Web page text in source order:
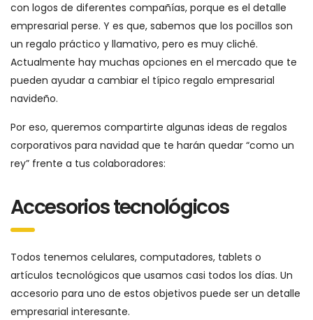
con logos de diferentes compañías, porque es el detalle
empresarial perse. Y es que, sabemos que los pocillos son
un regalo práctico y llamativo, pero es muy cliché.
Actualmente hay muchas opciones en el mercado que te
pueden ayudar a cambiar el típico regalo empresarial
navideño.
Por eso, queremos compartirte algunas ideas de regalos
corporativos para navidad que te harán quedar “como un
rey” frente a tus colaboradores:
Accesorios tecnológicos
Todos tenemos celulares, computadores, tablets o
artículos tecnológicos que usamos casi todos los días. Un
accesorio para uno de estos objetivos puede ser un detalle
empresarial interesante.